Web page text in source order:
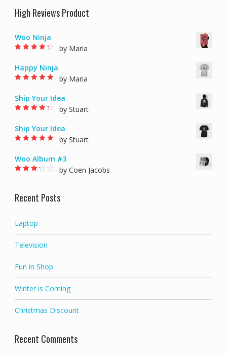
High Reviews Product
Woo Ninja
by Maria
Happy Ninja
by Maria
Ship Your Idea
by Stuart
Ship Your Idea
by Stuart
Woo Album #3
by Coen Jacobs
Recent Posts
Laptop
Television
Fun in Shop
Winter is Coming
Christmas Discount
Recent Comments